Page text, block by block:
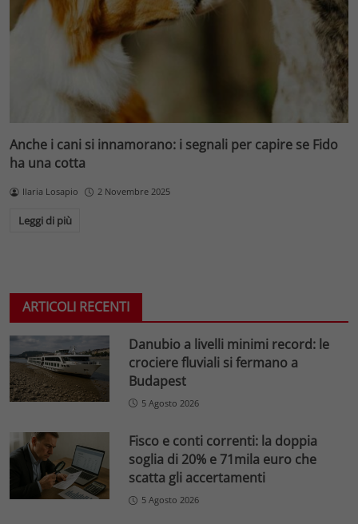
Anche i cani si innamorano: i segnali per capire se Fido
ha una cotta
Ilaria Losapio 2 Novembre 2025
Leggi di più
ARTICOLI RECENTI
Danubio a livelli minimi record: le
crociere fluviali si fermano a
Budapest
5 Agosto 2026
Fisco e conti correnti: la doppia
soglia di 20% e 71mila euro che
scatta gli accertamenti
5 Agosto 2026